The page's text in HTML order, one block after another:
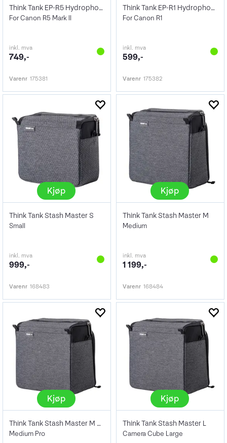
Think Tank EP-R5 Hydrophobia Eyepiece
For Canon R5 Mark II
inkl. mva
749,-
Varenr 175381
Think Tank EP-R1 Hydrophobia Eyepiece
For Canon R1
inkl. mva
599,-
Varenr 175382
Kjøp
Think Tank Stash Master S
Small
inkl. mva
999,-
Varenr 168483
Kjøp
Think Tank Stash Master M
Medium
inkl. mva
1 199,-
Varenr 168484
Kjøp
Think Tank Stash Master M Pro
Medium Pro
Kjøp
Think Tank Stash Master L
Camera Cube Large